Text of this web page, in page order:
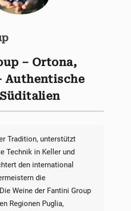
– Ortona,
Authentische
Tradition, unterstützt
Technik in Keller und
den international
die
Weine der Fantini Group
Regionen Puglia,